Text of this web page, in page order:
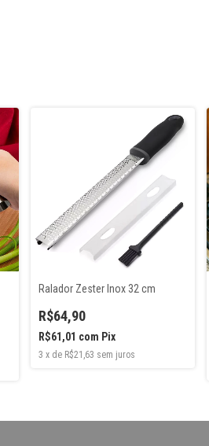
Ralador Zester Inox 32 cm
R$64,90
R$61,01 com Pix
3 x de R$21,63 sem juros